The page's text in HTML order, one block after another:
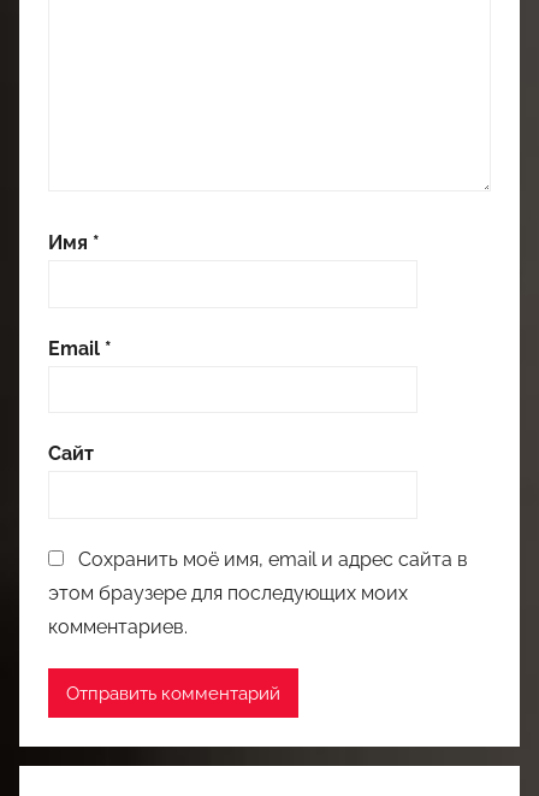
Имя *
Email *
Сайт
Сохранить моё имя, email и адрес сайта в
этом браузере для последующих моих
комментариев.